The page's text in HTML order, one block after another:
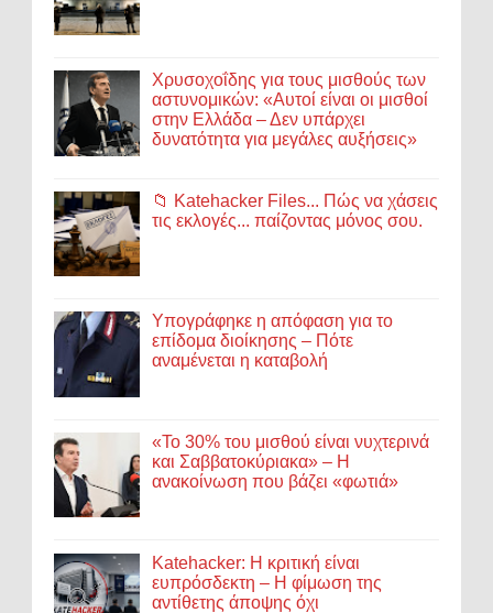
Χρυσοχοΐδης για τους μισθούς των
αστυνομικών: «Αυτοί είναι οι μισθοί
στην Ελλάδα – Δεν υπάρχει
δυνατότητα για μεγάλες αυξήσεις»
📁 Katehacker Files... Πώς να χάσεις
τις εκλογές... παίζοντας μόνος σου.
Υπογράφηκε η απόφαση για το
επίδομα διοίκησης – Πότε
αναμένεται η καταβολή
«Το 30% του μισθού είναι νυχτερινά
και Σαββατοκύριακα» – Η
ανακοίνωση που βάζει «φωτιά»
Katehacker: Η κριτική είναι
ευπρόσδεκτη – Η φίμωση της
αντίθετης άποψης όχι